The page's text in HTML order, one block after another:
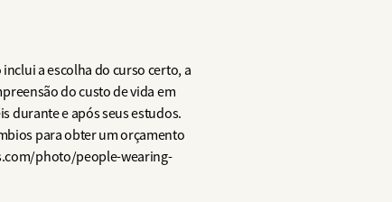
a escolha do curso certo, a
do custo de vida em
durante e após seus estudos.
para obter um orçamento
photo/people-wearing-